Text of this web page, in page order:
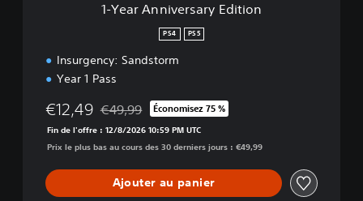
1-Year Anniversary Edition
PS4 PS5
Insurgency: Sandstorm
Year 1 Pass
€12,49 Remise par rapport au prix d'origine de €49,99
€49,99 Économisez 75 %
Fin de l'offre : 12/8/2026 10:59 PM UTC
Prix le plus bas au cours des 30 derniers jours : €49,99
Ajouter au panier